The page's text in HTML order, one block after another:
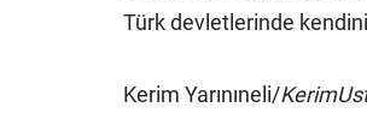
Türk devletlerinde
Kerim Yarınıneli/